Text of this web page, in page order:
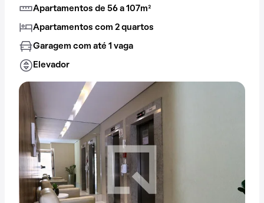
Apartamentos de 56 a 107m²
Apartamentos com 2 quartos
Garagem com até 1 vaga
Elevador